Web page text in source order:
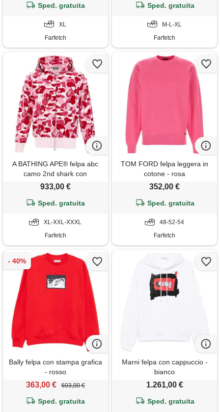
Sped. gratuita
XL
Farfetch
Sped. gratuita
M-L-XL
Farfetch
A BATHING APE® felpa abc
camo 2nd shark con
cappuccio - rosa
933,00 €
Sped. gratuita
XL-XXL-XXXL
Farfetch
TOM FORD felpa leggera in
cotone - rosa
352,00 €
Sped. gratuita
48-52-54
Farfetch
Bally felpa con stampa grafica
- rosso
363,00 € 603,00 €
Sped. gratuita
Marni felpa con cappuccio -
bianco
1.261,00 €
Sped. gratuita